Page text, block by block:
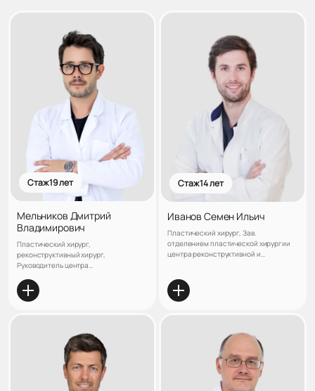
Стаж 19 лет
Мельников Дмитрий
Владимирович
Пластический хирург,
реконструктивный хирург,
Руководитель центра
хирургии клиники «ЛАНЦЕТЪ», Зав.
кафедрой пластической и
Стаж 14 лет
Иванов Семен Ильич
Пластический хирург, Зав.
отделением пластической хирургии
центра реконструктивной и